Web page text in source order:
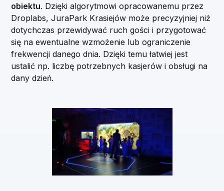
obiektu. Dzięki algorytmowi opracowanemu przez
Droplabs, JuraPark Krasiejów może precyzyjniej niż
dotychczas przewidywać ruch gości i przygotować
się na ewentualne wzmożenie lub ograniczenie
frekwencji danego dnia. Dzięki temu łatwiej jest
ustalić np. liczbę potrzebnych kasjerów i obsługi na
dany dzień.